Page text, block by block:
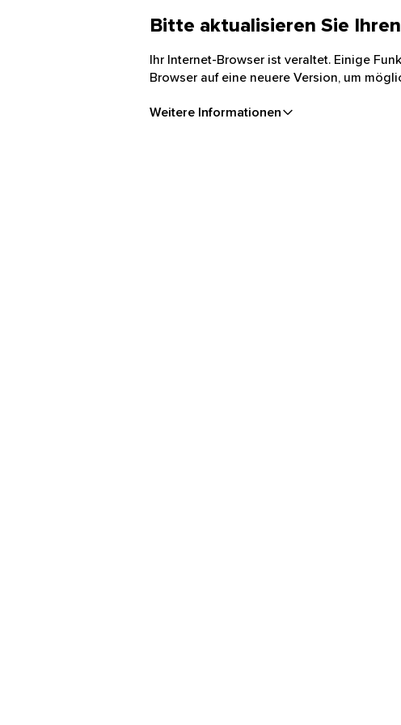
Bitte aktualisieren Sie
Ihr Internet-Browser ist veraltet. Einige
Browser auf eine neuere Version, um
Weitere Informationen